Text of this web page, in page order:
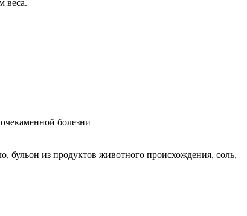
веса.
болезни
из продуктов животного происхождения, соль,